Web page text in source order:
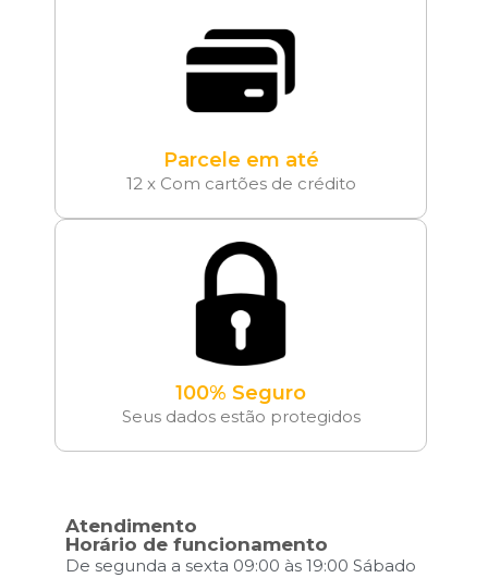
Parcele em até
12 x Com cartões de crédito
100% Seguro
Seus dados estão protegidos
Atendimento
Horário de funcionamento
De segunda a sexta 09:00 às 19:00 Sábado